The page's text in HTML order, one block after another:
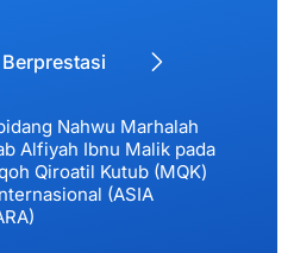
Nahwu Marhalah
Alfiyah Ibnu Malik pada
Qiroatil Kutub (MQK)
(ASIA